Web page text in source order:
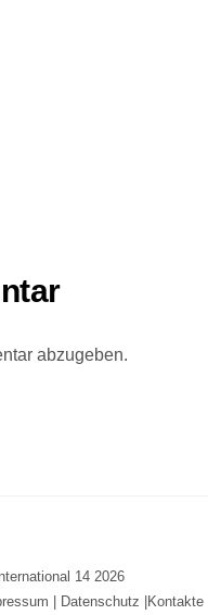
abzugeben.
International 14 2026
Datenschutz Kontakte